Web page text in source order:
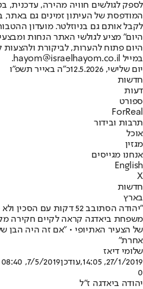
לספק לגולשים חוויה מהירה, עדכנית,
המודפסת של העיתון זמינים גם באתר,
לקבל אותם גם בניוזלטר. מועדון
היום" מציע לגולשי האתר הנחות
היום פתוח להערות, לביקורת ולהצעות
במייל hayom@israelhayom.co.il.
יום שלישי, 12.5.2026
כ"ה באייר תשפ"ו
חדשות
דעות
ספורט
ForReal
תרבות ובידור
אוכל
מגזין
אנחנו מגייסים
English
X
חדשות
בארץ
"יהודה הסתובב 52 דקות עם הסכין ולא פגע באיש"
משפחת ביאדגה קראה לקיים חקירה
של הצעיר האתיופי • "אם זה היה הבן
אחרת"
שלומי דיאז
27/1/2019, 14:05
,עודכן7/5/2019, 08:40
0
יהודה ביאדגה ז"ל